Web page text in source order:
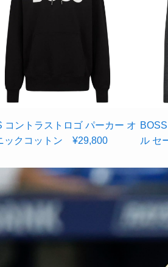
コントラストロゴ パーカー オ
ックコットン ¥29,800
ル セ